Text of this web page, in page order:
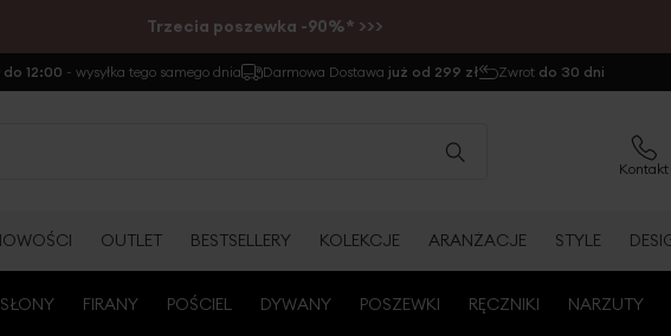
Trzecia poszewka -90%* >>>
12:00 - wysyłka tego samego dnia Darmowa Dostawa już od 299 zł Zwrot do 30 dni
Kontakt
OUTLET BESTSELLERY KOLEKCJE ARANŻACJE STYLE
FIRANY POŚCIEL DYWANY POSZEWKI RĘCZNIKI NARZUTY